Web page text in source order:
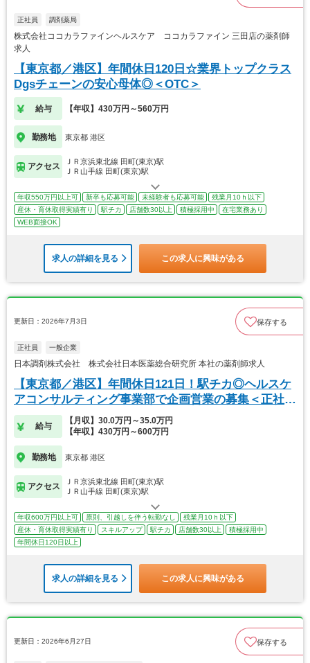
正社員 調剤薬局
株式会社ココカラファインヘルスケア ココカラファイン 三田店の薬剤師
求人
【東京都／港区】年間休日120日☆業界トップクラス
Dgsチェーンの安心母体◎＜OTC＞
給与 【年収】430万円～560万円
勤務地 東京都 港区
アクセス
ＪＲ京浜東北線 田町(東京)駅
ＪＲ山手線 田町(東京)駅
年収550万円以上可 新卒も応募可能 未経験者も応募可能
残業月10ｈ以下
産休・育休取得実績有り
駅チカ 店舗数30以上 積極採用中
在宅業務あり
WEB面接OK
求人の詳細を見る この求人に興味がある
更新日：2026年7月3日 保存する
正社員 一般企業
日本調剤株式会社 株式会社日本医薬総合研究所 本社の薬剤師求人
【東京都／港区】年間休日121日！駅チカ◎ヘルスケ
アコンサルティング事業部で企画営業の募集＜正社員
＞
給与
【月収】30.0万円～35.0万円
【年収】430万円～600万円
勤務地 東京都 港区
アクセス
ＪＲ京浜東北線 田町(東京)駅
ＪＲ山手線 田町(東京)駅
年収600万円以上可 原則、引越しを伴う転勤なし
残業月10ｈ以下
産休・育休取得実績有り
スキルアップ 駅チカ 店舗数30以上
積極採用中
年間休日120日以上
求人の詳細を見る この求人に興味がある
更新日：2026年6月27日 保存する